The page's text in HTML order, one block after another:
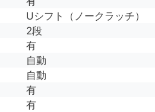
Uシフト（ノークラッチ）
2段
有
自動
自動
有
有